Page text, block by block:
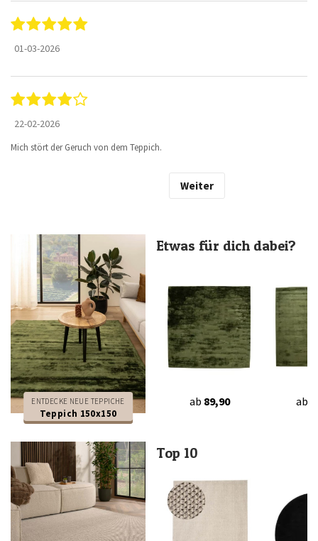
01-03-2026
22-02-2026
Mich stört der Geruch von dem Teppich.
Weiter
ENTDECKE NEUE TEPPICHE
Teppich 150x150
Etwas für dich dabei?
ab 89,90 ab
Top 10